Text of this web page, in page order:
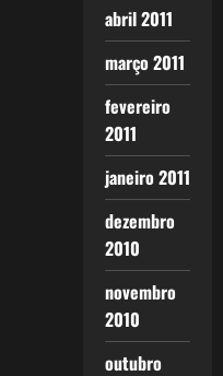
abril 2011
março 2011
fevereiro
2011
janeiro 2011
dezembro
2010
novembro
2010
outubro